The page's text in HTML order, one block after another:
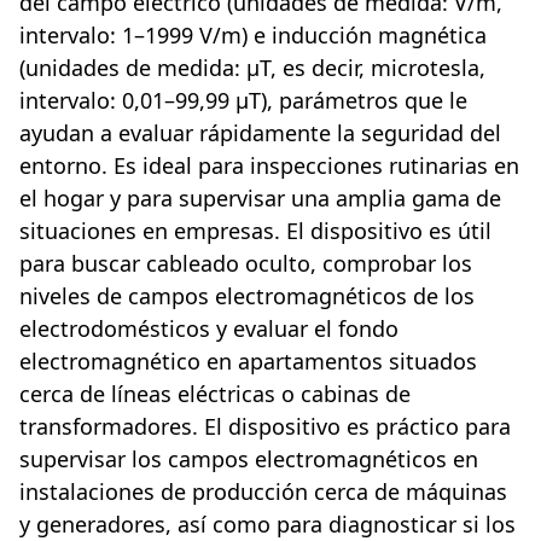
intervalo: 1–1999 V/m) e inducción magnética
(unidades de medida: µT, es decir, microtesla,
intervalo: 0,01–99,99 µT), parámetros que le
ayudan a evaluar rápidamente la seguridad del
entorno. Es ideal para inspecciones rutinarias en
el hogar y para supervisar una amplia gama de
situaciones en empresas. El dispositivo es útil
para buscar cableado oculto, comprobar los
niveles de campos electromagnéticos de los
electrodomésticos y evaluar el fondo
electromagnético en apartamentos situados
cerca de líneas eléctricas o cabinas de
transformadores. El dispositivo es práctico para
supervisar los campos electromagnéticos en
instalaciones de producción cerca de máquinas
y generadores, así como para diagnosticar si los